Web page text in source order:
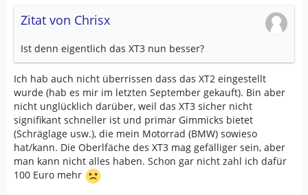
Zitat von Chrisx
Ist denn eigentlich das XT3 nun besser?
Ich hab auch nicht überrissen dass das XT2 eingestellt
wurde (hab es mir im letzten September gekauft). Bin aber
nicht unglücklich darüber, weil das XT3 sicher nicht
signifikant schneller ist und primär Gimmicks bietet
(Schräglage usw.), die mein Motorrad (BMW) sowieso
hat/kann. Die Oberlfäche des XT3 mag gefälliger sein, aber
man kann nicht alles haben. Schon gar nicht zahl ich dafür
100 Euro mehr